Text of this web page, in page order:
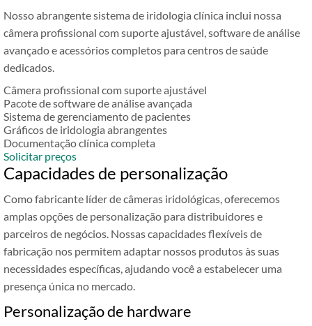
Nosso abrangente sistema de iridologia clínica inclui nossa
câmera profissional com suporte ajustável, software de análise
avançado e acessórios completos para centros de saúde
dedicados.
Câmera profissional com suporte ajustável
Pacote de software de análise avançada
Sistema de gerenciamento de pacientes
Gráficos de iridologia abrangentes
Documentação clínica completa
Solicitar preços
Capacidades de personalização
Como fabricante líder de câmeras iridológicas, oferecemos
amplas opções de personalização para distribuidores e
parceiros de negócios. Nossas capacidades flexíveis de
fabricação nos permitem adaptar nossos produtos às suas
necessidades específicas, ajudando você a estabelecer uma
presença única no mercado.
Personalização de hardware